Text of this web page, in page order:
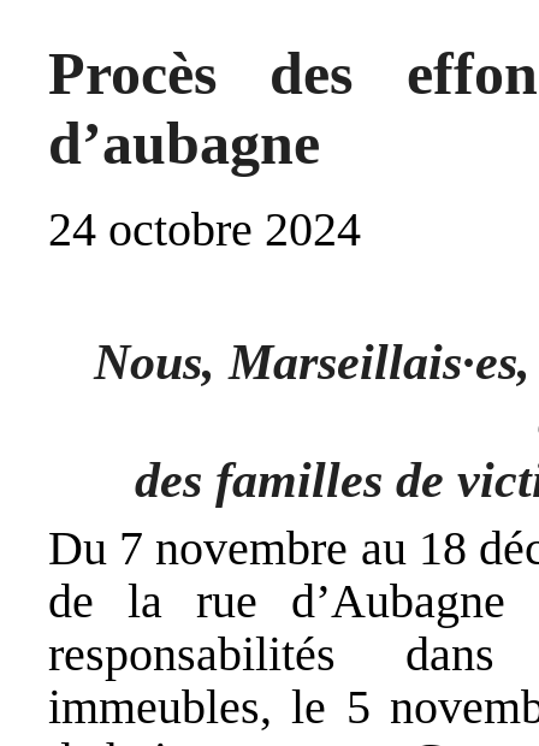
Procès des
d’aubagne
24 octobre 2024
Nous,
des familles de
Du 7 novembre au 18
de la rue
responsabilités
immeubles, le 5